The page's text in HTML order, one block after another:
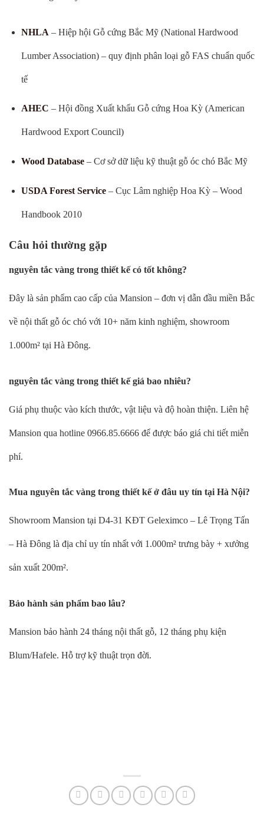
NHLA – Hiệp hội Gỗ cứng Bắc Mỹ (National Hardwood
Lumber Association) – quy định phân loại gỗ FAS chuẩn quốc
tế
AHEC – Hội đồng Xuất khẩu Gỗ cứng Hoa Kỳ (American
Hardwood Export Council)
Wood Database– Cơ sở dữ liệu kỹ thuật gỗ óc chó Bắc Mỹ
USDA Forest Service– Cục Lâm nghiệp Hoa Kỳ – Wood
Handbook 2010
Câu hỏi thường gặp
nguyên tắc vàng trong thiết kế có tốt không?
Đây là sản phẩm cao cấp của Mansion – đơn vị dẫn đầu miền Bắc
về nội thất gỗ óc chó với 10+ năm kinh nghiệm, showroom
1.000m² tại Hà Đông.
nguyên tắc vàng trong thiết kế giá bao nhiêu?
Giá phụ thuộc vào kích thước, vật liệu và độ hoàn thiện. Liên hệ
Mansion qua hotline 0966.85.6666 để được báo giá chi tiết miễn
phí.
Mua nguyên tắc vàng trong thiết kế ở đâu uy tín tại Hà Nội?
Showroom Mansion tại D4-31 KĐT Geleximco – Lê Trọng Tấn
– Hà Đông là địa chỉ uy tín nhất với 1.000m² trưng bày + xưởng
sản xuất 200m².
Bảo hành sản phẩm bao lâu?
Mansion bảo hành 24 tháng nội thất gỗ, 12 tháng phụ kiện
Blum/Hafele. Hỗ trợ kỹ thuật trọn đời.